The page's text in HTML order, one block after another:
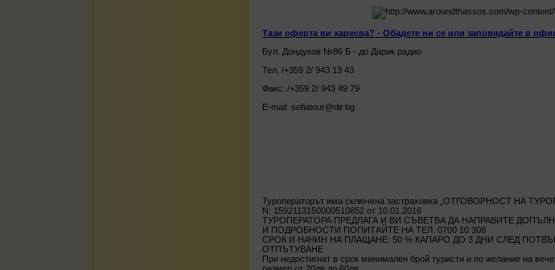
Тази оферта ви харесва? - Обадете ни се или заповядайте в
Бул. Дондуков №86 Б - до Дарик радио
Тел. /+359 2/ 943 13 43
Факс: /+359 2/ 943 49 79
E-mail: sofiatour@dir.bg
Туроператорът има сключена застраховка „ОТГОВОРНОСТ НА
N: 1592113150000510852 от 10.01.2016
ТУРОПЕРАТОРА ПРЕДЛАГА И ВИ СЪВЕТВА ДА НАПРАВИТЕ
И ПОДРОБНОСТИ ПОПИТАЙТЕ НА ТЕЛ. 0700 10 308
СРОК И НАЧИН НА ПЛАЩАНЕ: 50 % КАПАРО ДО 3 ДНИ СЛЕД
ОТПЪТУВАНЕ
При недостигнат в срок минимален брой туристи и по желание на